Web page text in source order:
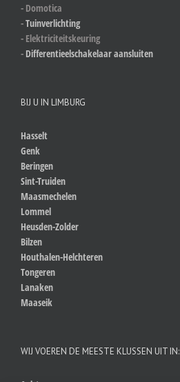
- Domotica
-Tuinverlichting
- Elektriciteitskeuring
- Differentieelschakelaar aansluiten
BIJ U IN LIMBURG
Hasselt
Genk
Beringen
Sint-Truiden
Maasmechelen
Lommel
Heusden-Zolder
Bilzen
Houthalen-Helchteren
Tongeren
Lanaken
Maaseik
WIJ VOEREN DE MEESTE KLUSSEN UIT IN: